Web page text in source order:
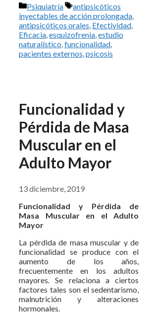
Categorías
Psiquiatría Etiquetas
antipsicóticos
inyectables de acción prolongada
antipsicóticos orales Efectividad
Eficacia esquizofrenia estudio
naturalístico funcionalidad
pacientes externos psicosis
Funcionalidad y
Pérdida de Masa
Muscular en el
Adulto Mayor
13 diciembre, 2019
Funcionalidad y Pérdida de
Masa Muscular en el Adulto
Mayor
La pérdida de masa muscular y de
funcionalidad se produce con el
aumento de los años,
frecuentemente en los adultos
mayores. Se relaciona a ciertos
factores tales son el sedentarismo,
malnutrición y alteraciones
hormonales.